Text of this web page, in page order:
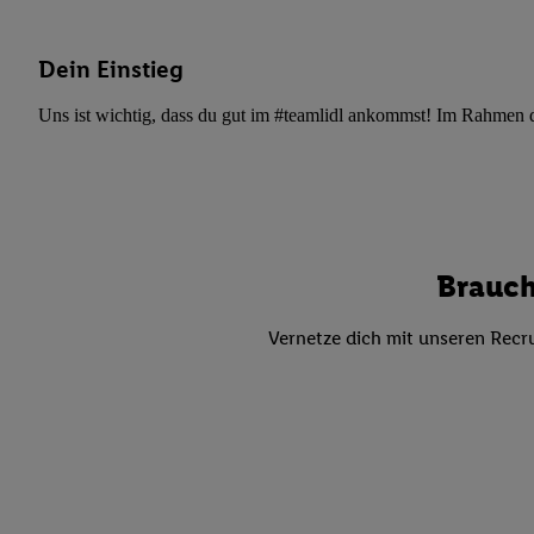
Dein Einstieg
Uns ist wichtig, dass du gut im #teamlidl ankommst! Im Rahmen
Vernetze dich mit unseren
Anzeige von
oder Zugriff auf
von Zielgruppen
reduzierter Daten